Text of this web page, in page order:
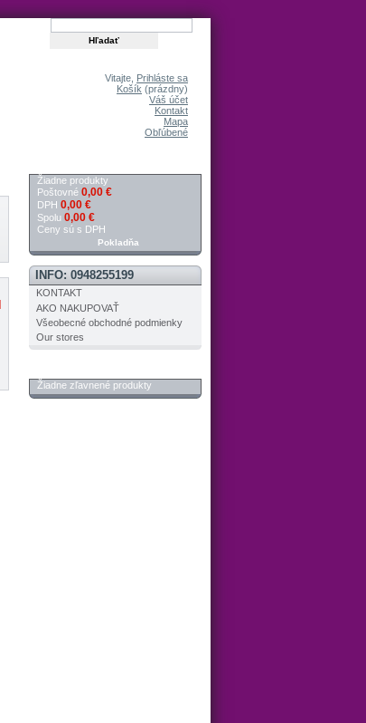
Vitajte, Prihláste sa
Košík (prázdny)
Váš účet
Kontakt
Mapa
Obľúbené
Žiadne produkty
Poštovné 0,00 €
DPH 0,00 €
Spolu 0,00 €
Ceny sú s DPH
Pokladňa
INFO: 0948255199
KONTAKT
AKO NAKUPOVAŤ
Všeobecné obchodné podmienky
Our stores
Žiadne zľavnené produkty